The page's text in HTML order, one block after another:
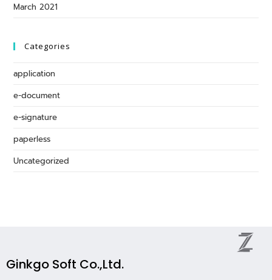
March 2021
Categories
application
e-document
e-signature
paperless
Uncategorized
Ginkgo Soft Co.,Ltd.